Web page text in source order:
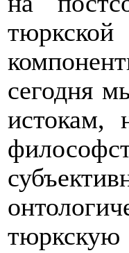
сегодня
истокам,